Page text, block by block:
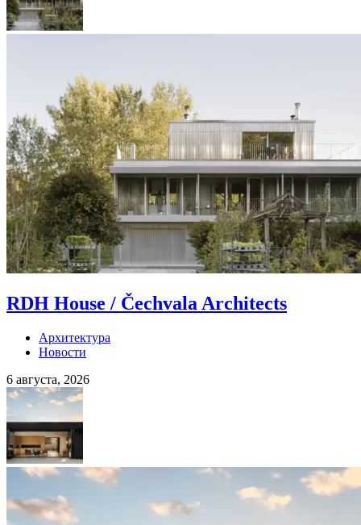
RDH House / Čechvala Architects
Архитектура
Новости
6 августа, 2026